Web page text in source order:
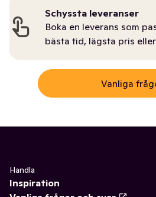
Schyssta leveranser
Boka en leverans som
bästa tid, lägsta pris
Vanliga
Handla
Inspiration